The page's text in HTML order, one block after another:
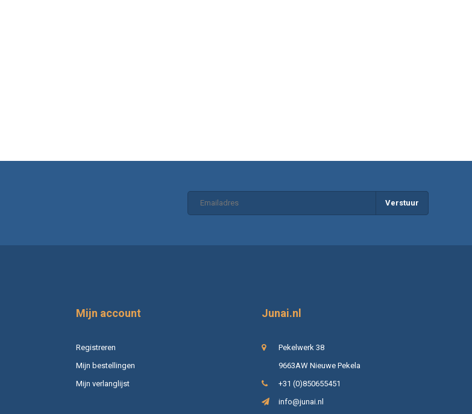
Verstuur
Mijn account
Registreren
Mijn bestellingen
Mijn verlanglijst
Junai.nl
Pekelwerk 38
9663AW Nieuwe Pekela
+31 (0)850655451
info@junai.nl